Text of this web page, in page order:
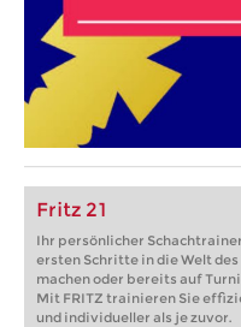
Fritz 21
Ihr persönlicher
ersten Schritte in die Welt
machen oder bereits auf
Mit FRITZ trainieren Sie
und individueller als je zuvor.